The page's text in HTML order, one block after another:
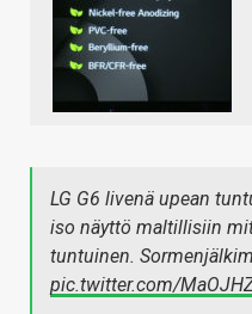
LG G6 livenä upean
iso näyttö maltillisiin
tuntuinen.
pic.twitter.com/